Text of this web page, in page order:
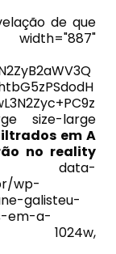
de que
size-large
em A
no reality
wp-
galisteu-
em-a-
1024w,